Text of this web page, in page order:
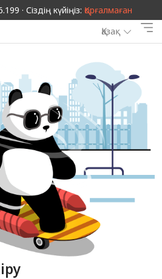
· Сіздің күйіңіз: Қорғалмаған
Қазақ